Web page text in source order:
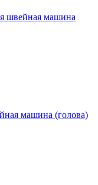
швейная машина
машина (голова)